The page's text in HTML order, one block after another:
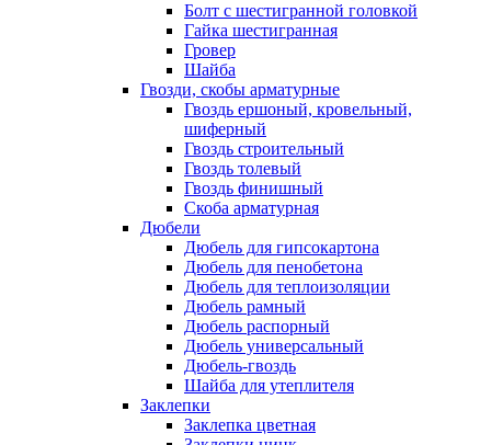
Болт c шестигранной головкой
Гайка шестигранная
Гровер
Шайба
Гвозди, скобы арматурные
Гвоздь ершоный, кровельный,
шиферный
Гвоздь строительный
Гвоздь толевый
Гвоздь финишный
Скоба арматурная
Дюбели
Дюбель для гипсокартона
Дюбель для пенобетона
Дюбель для теплоизоляции
Дюбель рамный
Дюбель распорный
Дюбель универсальный
Дюбель-гвоздь
Шайба для утеплителя
Заклепки
Заклепка цветная